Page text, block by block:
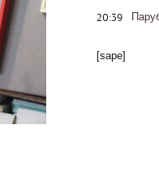
20:39
[sape]